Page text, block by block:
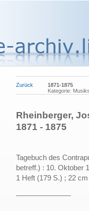
Zurück
1871-1875
Kategorie:
Rheinberger,
1871 - 1875
Tagebuch des
betreff.) : 10. Oktober
1 Heft (179 S.) ; 22 cm